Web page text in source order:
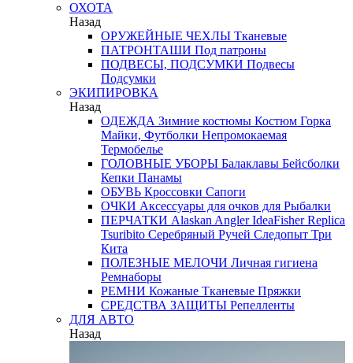
ОХОТА
Назад
ОРУЖЕЙНЫЕ ЧЕХЛЫ Тканевые
ПАТРОНТАШИ Под патроны
ПОДВЕСЫ, ПОДСУМКИ Подвесы
Подсумки
ЭКИПИРОВКА
Назад
ОДЕЖДА Зимние костюмы Костюм Горка
Майки, Футболки Непромокаемая
Термобелье
ГОЛОВНЫЕ УБОРЫ Балаклавы Бейсболки
Кепки Панамы
ОБУВЬ Кроссовки Сапоги
ОЧКИ Аксессуары для очков для Рыбалки
ПЕРЧАТКИ Alaskan AnglerIdeaFisherReplica
Tsuribito Серебряный Ручей Следопыт Три
Кита
ПОЛЕЗНЫЕ МЕЛОЧИ Личная гигиена
Ремнаборы
РЕМНИ Кожаные Тканевые Пряжки
СРЕДСТВА ЗАЩИТЫ Репелленты
ДЛЯ АВТО
Назад